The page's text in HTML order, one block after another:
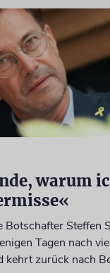
warum
Botschafter Steffen
Tagen nach
kehrt zurück nach